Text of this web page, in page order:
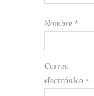
Nombre *
Correo
electrónico *